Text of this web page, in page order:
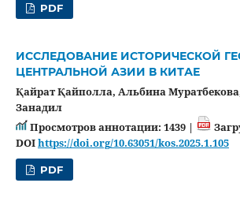
PDF
ИССЛЕДОВАНИЕ ИСТОРИЧЕСКОЙ
ЦЕНТРАЛЬНОЙ АЗИИ В КИТАЕ
Қайрат Қайполла, Альбина
Занадил
Просмотров аннотации: 1439 |
DOIhttps://doi.org/10.63051/kos.2025.1.105
PDF